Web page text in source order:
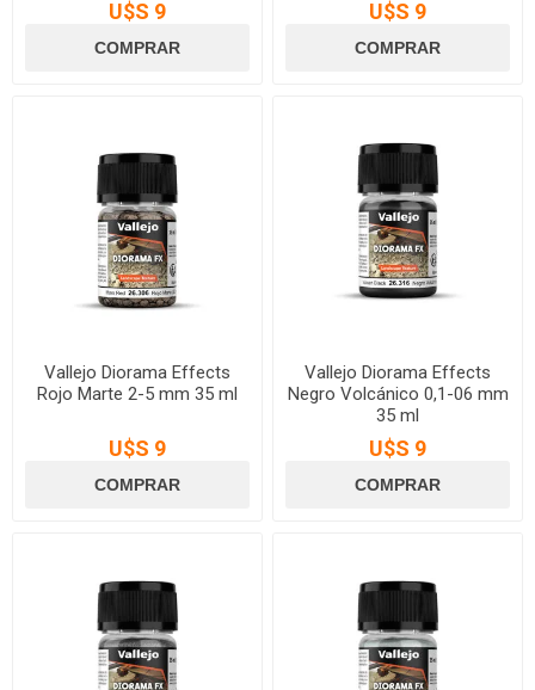
U$S 9 U$S 9
Vallejo Diorama Effects
Rojo Marte 2-5 mm 35 ml
U$S 9
Vallejo Diorama Effects
Negro Volcánico 0,1-06 mm
35 ml
U$S 9